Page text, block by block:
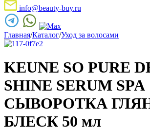
info@beauty-buy.ru
Главная/Каталог/Уход за волосами
KEUNE SO PURE
SHINE SERUM SPA
СЫВОРОТКА
БЛЕСК 50 мл